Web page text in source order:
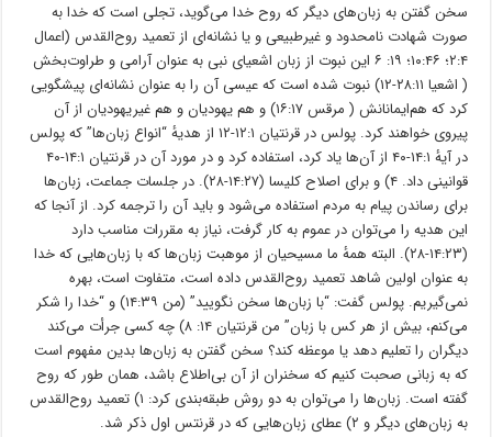
سخن گفتن به زبان‌های دیگر که روح خدا می‌گوید، تجلی است که خدا به
صورت شهادت نامحدود و غیرطبیعی و یا نشانه‌ای از تعمید روح‌القدس (اعمال
۲:۴؛ ۱۰:۴۶؛ ۱۹: ۶ این نبوت از زبان اشعیای نبی به عنوان ﺁرامی و طراوت‌بخش
( اشعیا ۲۸:۱۱-۱۲) نبوت شده است که عیسی ﺁن را به عنوان نشانه‌ای پیشگویی
کرد که هم‌ایمانانش ( مرقس ۱۶:۱۷) و هم یهودیان و هم غیریهودیان از ﺁن
پیروی خواهند کرد. پولس در قرنتیان ۱۲:۱-۱۲ از هدیهٔ “انواع زبان‌ها” که پولس
در ﺁیهٔ ۱۴:۱-۴۰ از ﺁن‌ها یاد کرد، استفاده کرد و در مورد ﺁن در قرنتیان ۱۴:۱-۴۰
قوانینی داد. ۴) و برای اصلاح کلیسا (۱۴:۲۷-۲۸). در جلسات جماعت، زبان‌ها
برای رساندن پیام به مردم استفاده می‌شود و باید ﺁن را ترجمه کرد. از ﺁنجا که
این هدیه را می‌توان در عموم به کار گرفت، نیاز به مقررات مناسب دارد
(۱۴:۲۳-۲۸). البته همهٔ ما مسیحیان از موهبت زبان‌ها که با زبان‌هایی که خدا
به عنوان اولین شاهد تعمید روح‌القدس داده است، متفاوت است، بهره
نمی‌گیریم. پولس گفت: “با زبان‌ها سخن نگویید” (من ۱۴:۳۹) و “خدا را شکر
می‌کنم، بیش از هر کس با زبان” من قرنتیان ۱۴: ۸) چه کسی جرأت می‌کند
دیگران را تعلیم دهد یا موعظه کند؟ سخن گفتن به زبان‌ها بدین مفهوم است
که به زبانی صحبت کنیم که سخنران از ﺁن بی‌اطلاع باشد، همان طور که روح
گفته است. زبان‌ها را می‌توان به دو روش طبقه‌بندی کرد: ۱) تعمید روح‌القدس
به زبان‌های دیگر و ۲) عطای زبان‌هایی که در قرنتس اول ذکر شد.